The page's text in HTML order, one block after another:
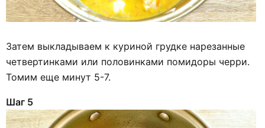
Затем выкладываем к куриной грудке нарезанные
четвертинками или половинками помидоры черри.
Томим еще минут 5-7.
Шаг 5